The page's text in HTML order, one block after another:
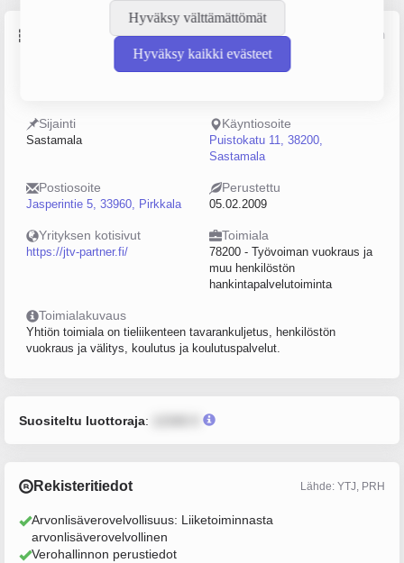
Hyväksy välttämättömät
Hyväksy kaikki evästeet
Perustiedot Lähde: YTJ, PRH, Traficom
Henkilöstömäärä
Sijainti
Sastamala
Käyntiosoite
Puistokatu 11, 38200,
Sastamala
Postiosoite
Jasperintie 5, 33960, Pirkkala
Perustettu
05.02.2009
Yrityksen kotisivut
https://jtv-partner.fi/
Toimiala
78200 - Työvoiman vuokraus ja
muu henkilöstön
hankintapalvelutoiminta
Toimialakuvaus
Yhtiön toimiala on tieliikenteen tavarankuljetus, henkilöstön
vuokraus ja välitys, koulutus ja koulutuspalvelut.
Suositeltu luottoraja:
Rekisteritiedot Lähde: YTJ, PRH
Arvonlisäverovelvollisuus: Liiketoiminnasta
arvonlisäverovelvollinen
Verohallinnon perustiedot